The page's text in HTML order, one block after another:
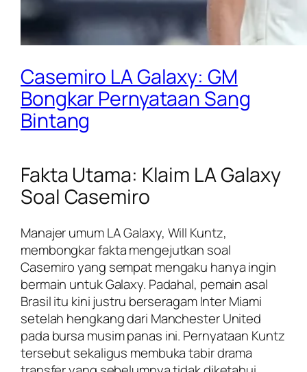
Casemiro LA Galaxy: GM
Bongkar Pernyataan Sang
Bintang
Fakta Utama: Klaim LA Galaxy
Soal Casemiro
Manajer umum LA Galaxy, Will Kuntz,
membongkar fakta mengejutkan soal
Casemiro yang sempat mengaku hanya ingin
bermain untuk Galaxy. Padahal, pemain asal
Brasil itu kini justru berseragam Inter Miami
setelah hengkang dari Manchester United
pada bursa musim panas ini. Pernyataan Kuntz
tersebut sekaligus membuka tabir drama